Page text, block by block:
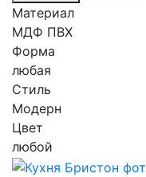
Материал
МДФ ПВХ
Форма
любая
Стиль
Модерн
Цвет
любой